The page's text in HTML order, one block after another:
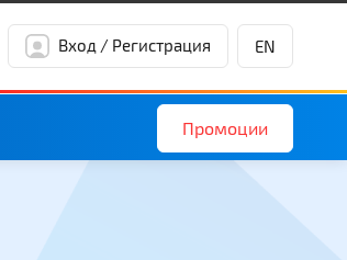
Вход / Регистрация EN
Промоции